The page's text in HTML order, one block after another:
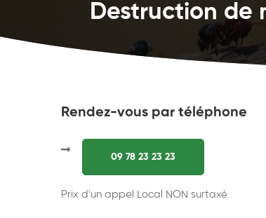
Destruction de
Rendez-vous par téléphone
09 78 23 23 23
Prix d'un appel Local NON surtaxé